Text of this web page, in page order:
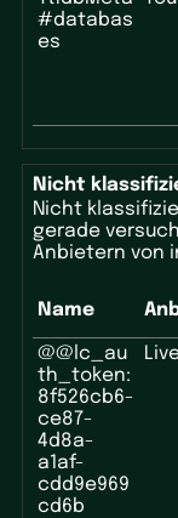
#databas
es
Nicht
Nicht
gerade
Anbietern von
Name
@@lc_au
th_token:
8f526cb6-
ce87-
4d8a-
a1af-
cdd9e969
cd6b